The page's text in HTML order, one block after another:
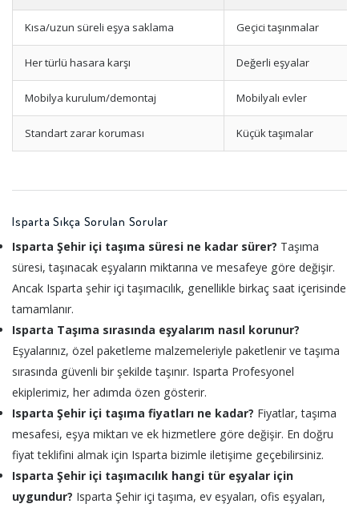
Kısa/uzun süreli eşya saklama Geçici taşınmalar
Her türlü hasara karşı Değerli eşyalar
Mobilya kurulum/demontaj Mobilyalı evler
Standart zarar koruması Küçük taşımalar
Isparta Sıkça Sorulan Sorular
Isparta Şehir içi taşıma süresi ne kadar sürer? Taşıma
süresi, taşınacak eşyaların miktarına ve mesafeye göre değişir.
Ancak Isparta şehir içi taşımacılık, genellikle birkaç saat içerisinde
tamamlanır.
Isparta Taşıma sırasında eşyalarım nasıl korunur?
Eşyalarınız, özel paketleme malzemeleriyle paketlenir ve taşıma
sırasında güvenli bir şekilde taşınır. Isparta Profesyonel
ekiplerimiz, her adımda özen gösterir.
Isparta Şehir içi taşıma fiyatları ne kadar? Fiyatlar, taşıma
mesafesi, eşya miktarı ve ek hizmetlere göre değişir. En doğru
fiyat teklifini almak için Isparta bizimle iletişime geçebilirsiniz.
Isparta Şehir içi taşımacılık hangi tür eşyalar için
uygundur? Isparta Şehir içi taşıma, ev eşyaları, ofis eşyaları,